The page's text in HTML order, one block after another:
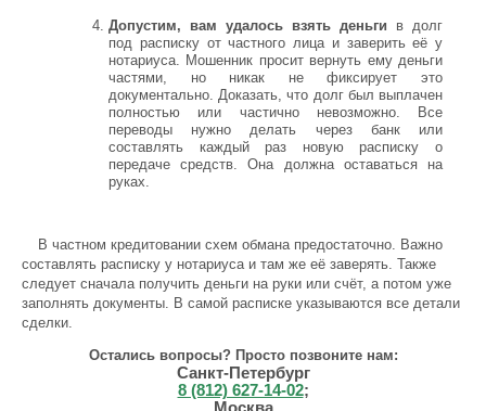
Допустим, вам удалось взять деньги в долг
под расписку от частного лица и заверить её у
нотариуса. Мошенник просит вернуть ему деньги
частями, но никак не фиксирует это
документально. Доказать, что долг был выплачен
полностью или частично невозможно. Все
переводы нужно делать через банк или
составлять каждый раз новую расписку о
передаче средств. Она должна оставаться на
руках.
В частном кредитовании схем обмана предостаточно. Важно
составлять расписку у нотариуса и там же её заверять. Также
следует сначала получить деньги на руки или счёт, а потом уже
заполнять документы. В самой расписке указываются все детали
сделки.
Остались вопросы? Просто позвоните нам:
Санкт-Петербург
8 (812) 627-14-02;
Москва